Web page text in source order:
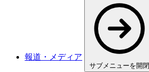
報道・メディア
サブメニューを開閉